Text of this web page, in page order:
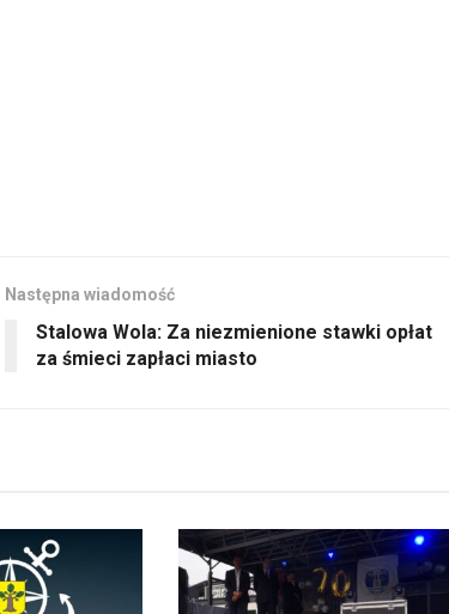
Następna wiadomość
Stalowa Wola: Za niezmienione stawki opłat
za śmieci zapłaci miasto